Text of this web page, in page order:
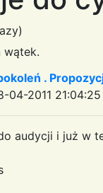
wątek.
.
04-2011
audycji i już w